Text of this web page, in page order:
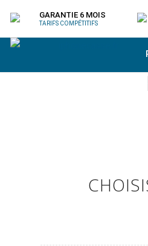
GARANTIE 6 MOIS
TARIFS COMPÉTITIFS